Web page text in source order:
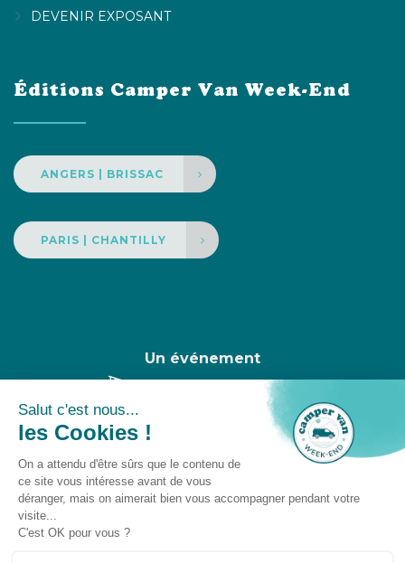
DEVENIR EXPOSANT
Éditions Camper Van Week-End
ANGERS | BRISSAC
PARIS | CHANTILLY
Un événement
Camper Van Week-End © 2025 -